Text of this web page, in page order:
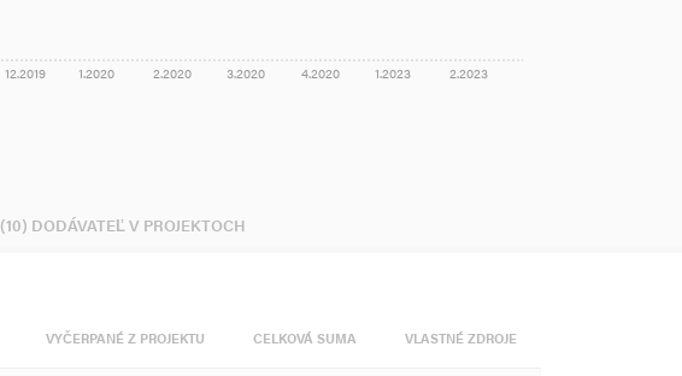
12.2019 1.2020 2.2020 3.2020 4.2020 1.2023 2.2023
(10) DODÁVATEĽ V PROJEKTOCH
VYČERPANÉ Z PROJEKTU CELKOVÁ SUMA VLASTNÉ ZDROJE